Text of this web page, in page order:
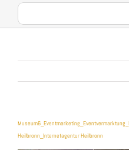
Suche
nach:
Heilbronn_Internetagentur Heilbronn